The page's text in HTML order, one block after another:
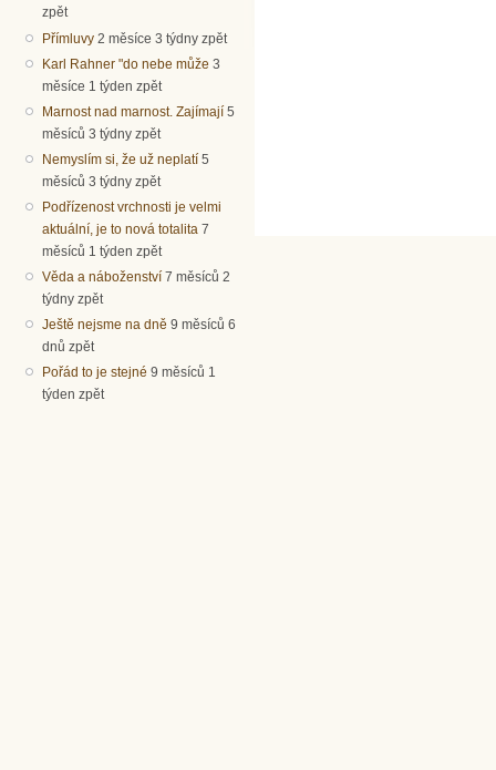
zpět
Přímluvy 2 měsíce 3 týdny zpět
Karl Rahner "do nebe může 3
měsíce 1 týden zpět
Marnost nad marnost. Zajímají 5
měsíců 3 týdny zpět
Nemyslím si, že už neplatí 5
měsíců 3 týdny zpět
Podřízenost vrchnosti je velmi
aktuální, je to nová totalita 7
měsíců 1 týden zpět
Věda a náboženství 7 měsíců 2
týdny zpět
Ještě nejsme na dně 9 měsíců 6
dnů zpět
Pořád to je stejné 9 měsíců 1
týden zpět